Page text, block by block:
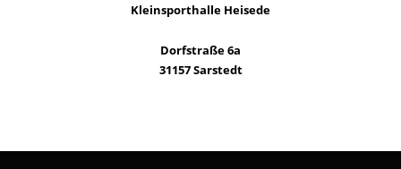
Kleinsporthalle Heisede
Dorfstraße 6a
31157 Sarstedt